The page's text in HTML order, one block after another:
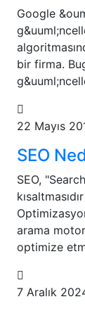
Google
bir firma.
22 Mayıs
SEO
SEO,
arama
optimize
7 Aralık